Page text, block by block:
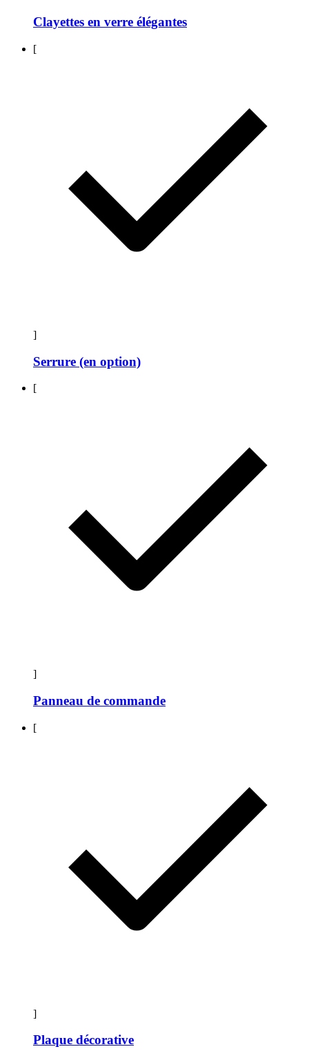
Clayettes en verre élégantes
[
]
Serrure (en option)
[
]
Panneau de commande
[
]
Plaque décorative